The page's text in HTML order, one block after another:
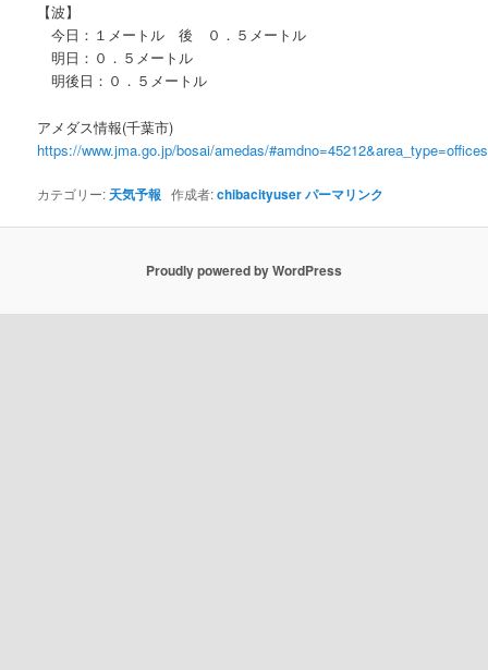
【波】
今日：１メートル 後 ０．５メートル
明日：０．５メートル
明後日：０．５メートル
アメダス情報(千葉市)
https://www.jma.go.jp/bosai/amedas/
カテゴリー: 天気予報 作成者:chibacityuserパーマリンク
Proudly powered by WordPress